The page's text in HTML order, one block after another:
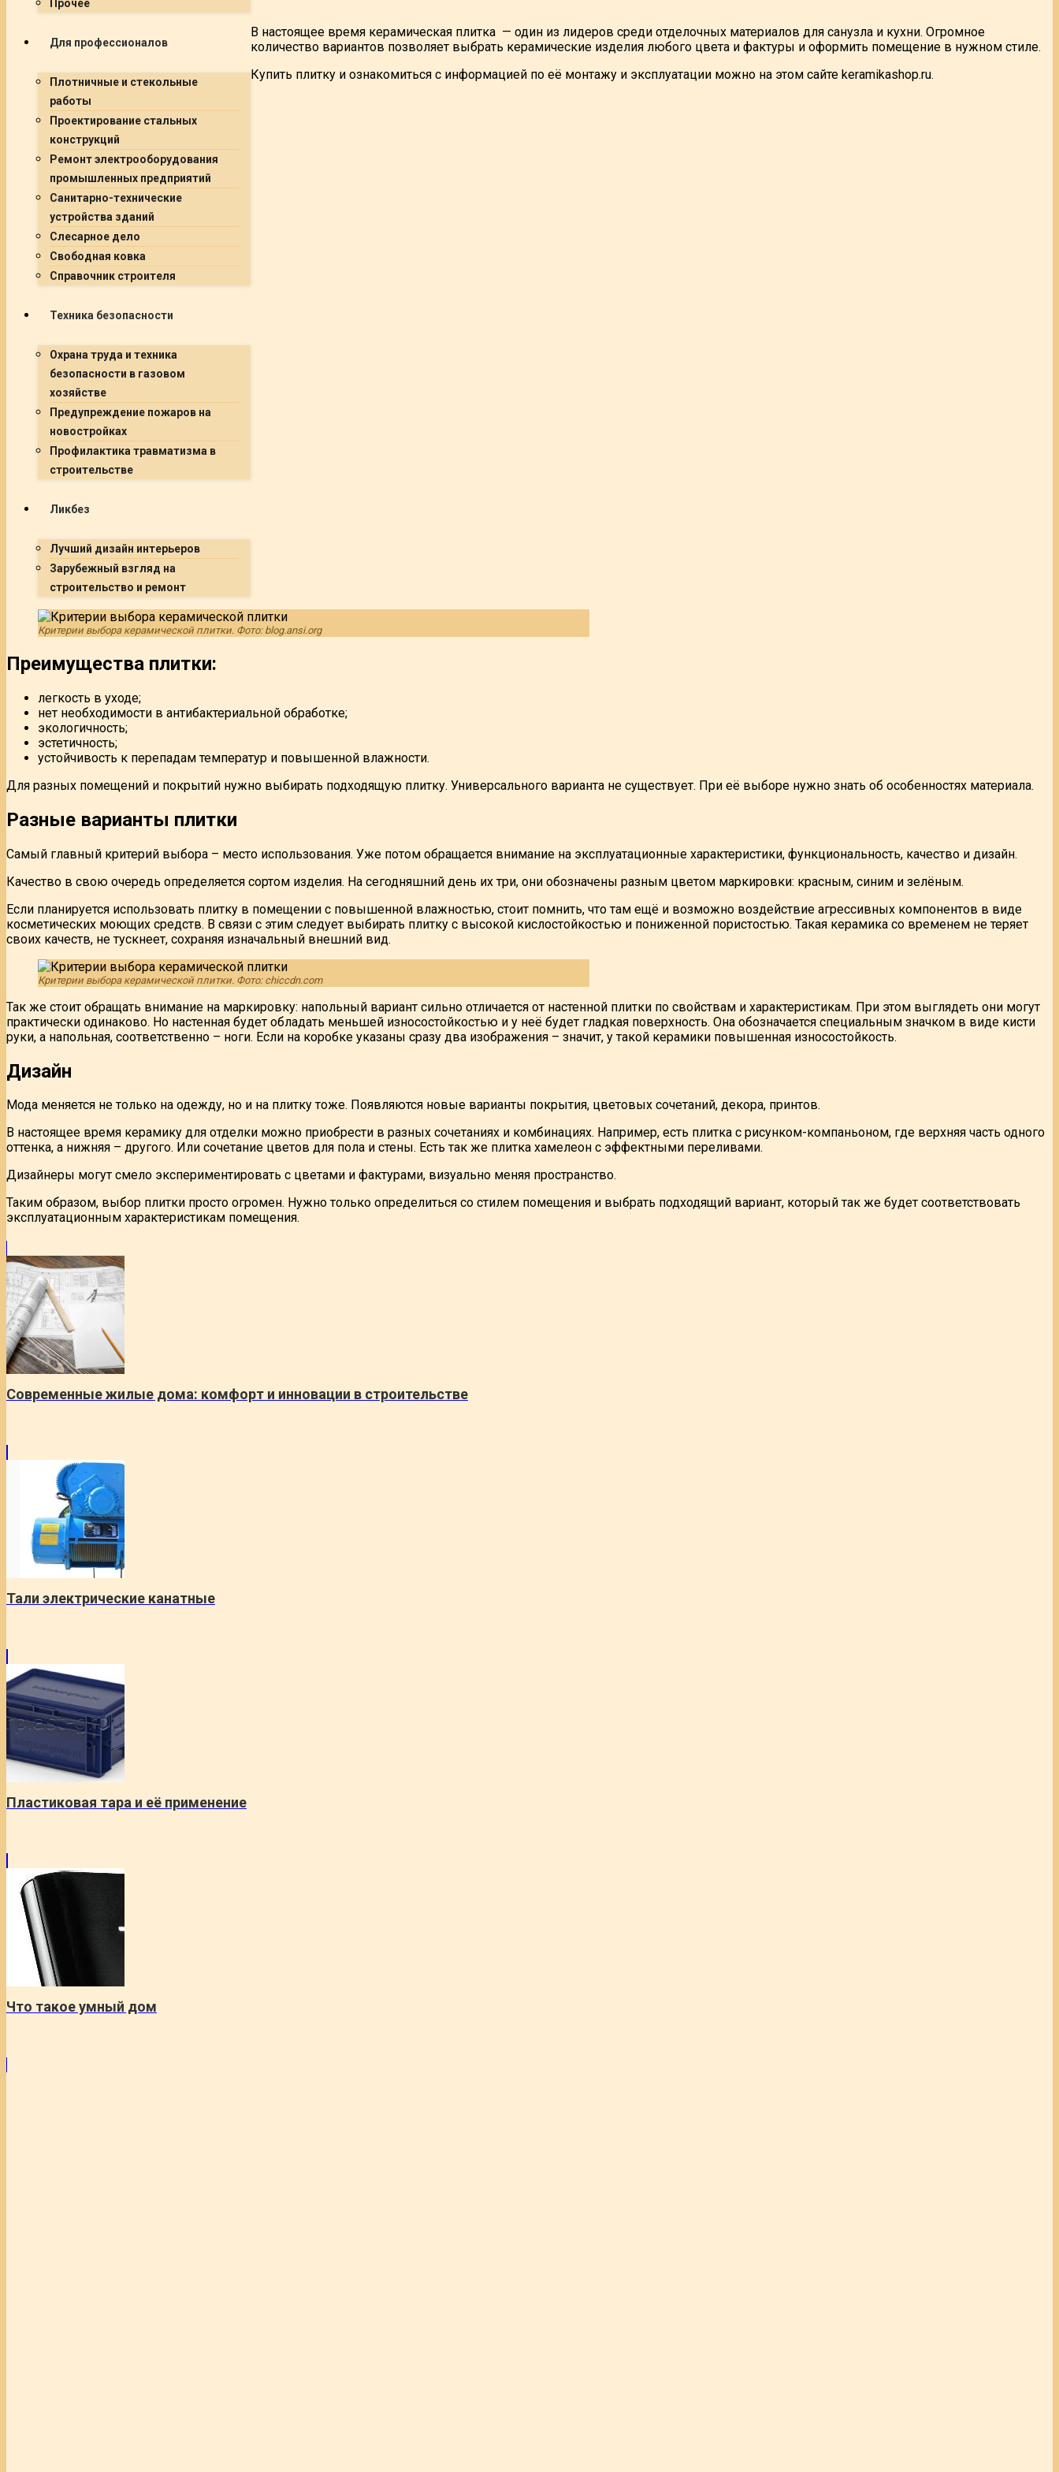
Прочее
Для профессионалов
Плотничные и стекольные
работы
Проектирование стальных
конструкций
Ремонт электрооборудования
промышленных предприятий
Санитарно-технические
устройства зданий
Слесарное дело
Свободная ковка
Справочник строителя
Техника безопасности
Охрана труда и техника
безопасности в газовом
хозяйстве
Предупреждение пожаров на
новостройках
Профилактика травматизма в
строительстве
Ликбез
Лучший дизайн интерьеров
Зарубежный взгляд на
строительство и ремонт
В настоящее время керамическая плитка — один из лидеров среди отделочных материалов для санузла и кухни. Огромное
количество вариантов позволяет выбрать керамические изделия любого цвета и фактуры и оформить помещение в нужном стиле.
Купить плитку и ознакомиться с информацией по её монтажу и эксплуатации можно на этом сайте keramikashop.ru.
Критерии выбора керамической плитки. Фото: blog.ansi.org
Преимущества плитки:
легкость в уходе;
нет необходимости в антибактериальной обработке;
экологичность;
эстетичность;
устойчивость к перепадам температур и повышенной влажности.
Для разных помещений и покрытий нужно выбирать подходящую плитку. Универсального варианта не существует. При её выборе нужно знать об особенностях материала.
Разные варианты плитки
Самый главный критерий выбора – место использования. Уже потом обращается внимание на эксплуатационные характеристики, функциональность, качество и дизайн.
Качество в свою очередь определяется сортом изделия. На сегодняшний день их три, они обозначены разным цветом маркировки: красным, синим и зелёным.
Если планируется использовать плитку в помещении с повышенной влажностью, стоит помнить, что там ещё и возможно воздействие агрессивных компонентов в виде
косметических моющих средств. В связи с этим следует выбирать плитку с высокой кислостойкостью и пониженной пористостью. Такая керамика со временем не теряет
своих качеств, не тускнеет, сохраняя изначальный внешний вид.
Критерии выбора керамической плитки. Фото: chiccdn.com
Так же стоит обращать внимание на маркировку: напольный вариант сильно отличается от настенной плитки по свойствам и характеристикам. При этом выглядеть они могут
практически одинаково. Но настенная будет обладать меньшей износостойкостью и у неё будет гладкая поверхность. Она обозначается специальным значком в виде кисти
руки, а напольная, соответственно – ноги. Если на коробке указаны сразу два изображения – значит, у такой керамики повышенная износостойкость.
Дизайн
Мода меняется не только на одежду, но и на плитку тоже. Появляются новые варианты покрытия, цветовых сочетаний, декора, принтов.
В настоящее время керамику для отделки можно приобрести в разных сочетаниях и комбинациях. Например, есть плитка с рисунком-компаньоном, где верхняя часть одного
оттенка, а нижняя – другого. Или сочетание цветов для пола и стены. Есть так же плитка хамелеон с эффектными переливами.
Дизайнеры могут смело экспериментировать с цветами и фактурами, визуально меняя пространство.
Таким образом, выбор плитки просто огромен. Нужно только определиться со стилем помещения и выбрать подходящий вариант, который так же будет соответствовать
эксплуатационным характеристикам помещения.
Современные жилые дома: комфорт и инновации в строительстве
Тали электрические канатные
Пластиковая тара и её применение
Что такое умный дом